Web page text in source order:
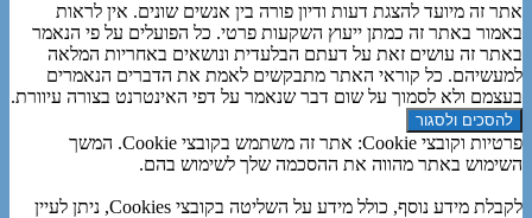
אתר זה מיועד להצגת דעות ודיון פורה בין אנשים שונים. אין לראות
באמור באתר זה כמתן ייעוץ השקעות פרטי. כל הפועלים על פי הנאמר
באתר זה עושים זאת על דעתם הבלעדית ונושאים באחריות המלאה
למעשיהם. כל קוראי האתר מתבקשים לאמת את הדברים הנאמרים
בעצמם ולא לסמוך על שום דבר שנאמר על דפי האינטרנט בצורה עיוורת.
פרטיות וקובצי Cookie: אתר זה משתמש בקובצי Cookie. המשך
השימוש באתר מהווה את ההסכמה שלך לשימוש בהם.
לקבלת מידע נוסף, כולל מידע על השליטה בקובצי Cookies, ניתן לעיין